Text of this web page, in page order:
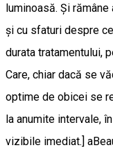
luminoasă. Și
și cu sfaturi despre
durata tratamentului,
Care, chiar dacă se
optime de obicei se
la anumite intervale,
vizibile imediat.]